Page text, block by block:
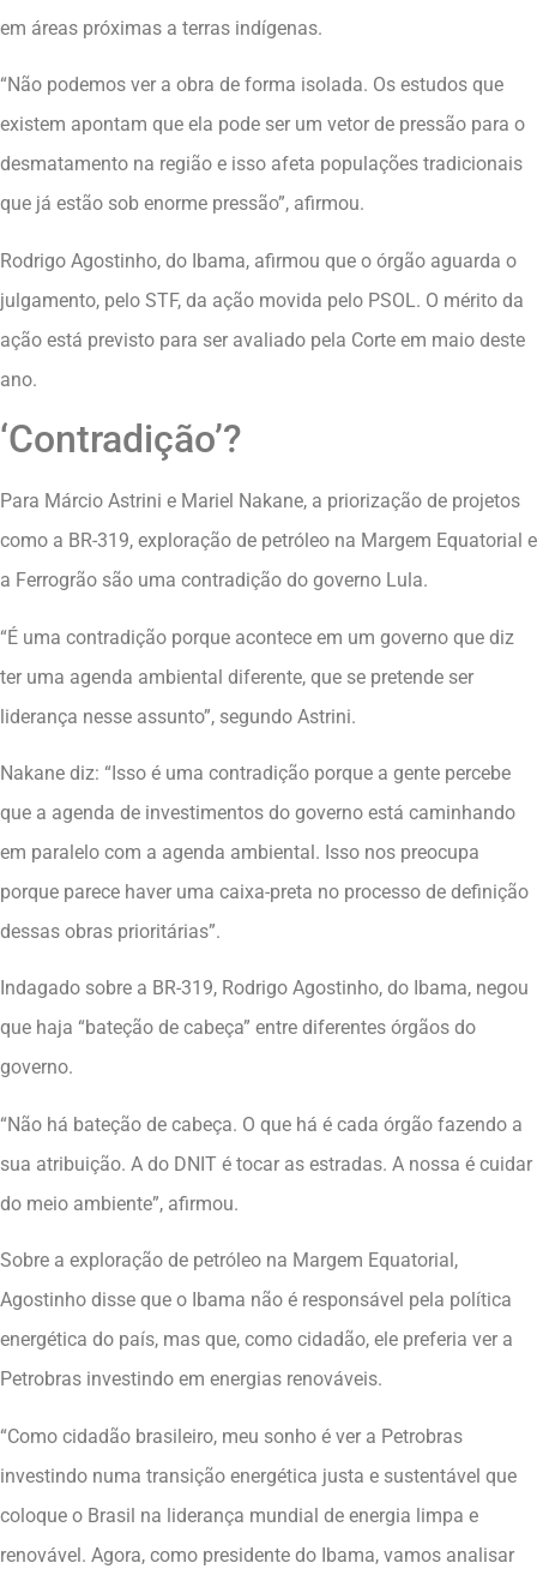
em áreas próximas a terras indígenas.
“Não podemos ver a obra de forma isolada. Os estudos que
existem apontam que ela pode ser um vetor de pressão para o
desmatamento na região e isso afeta populações tradicionais
que já estão sob enorme pressão”, afirmou.
Rodrigo Agostinho, do Ibama, afirmou que o órgão aguarda o
julgamento, pelo STF, da ação movida pelo PSOL. O mérito da
ação está previsto para ser avaliado pela Corte em maio deste
ano.
‘Contradição’?
Para Márcio Astrini e Mariel Nakane, a priorização de projetos
como a BR-319, exploração de petróleo na Margem Equatorial e
a Ferrogrão são uma contradição do governo Lula.
“É uma contradição porque acontece em um governo que diz
ter uma agenda ambiental diferente, que se pretende ser
liderança nesse assunto”, segundo Astrini.
Nakane diz: “Isso é uma contradição porque a gente percebe
que a agenda de investimentos do governo está caminhando
em paralelo com a agenda ambiental. Isso nos preocupa
porque parece haver uma caixa-preta no processo de definição
dessas obras prioritárias”.
Indagado sobre a BR-319, Rodrigo Agostinho, do Ibama, negou
que haja “bateção de cabeça” entre diferentes órgãos do
governo.
“Não há bateção de cabeça. O que há é cada órgão fazendo a
sua atribuição. A do DNIT é tocar as estradas. A nossa é cuidar
do meio ambiente”, afirmou.
Sobre a exploração de petróleo na Margem Equatorial,
Agostinho disse que o Ibama não é responsável pela política
energética do país, mas que, como cidadão, ele preferia ver a
Petrobras investindo em energias renováveis.
“Como cidadão brasileiro, meu sonho é ver a Petrobras
investindo numa transição energética justa e sustentável que
coloque o Brasil na liderança mundial de energia limpa e
renovável. Agora, como presidente do Ibama, vamos analisar